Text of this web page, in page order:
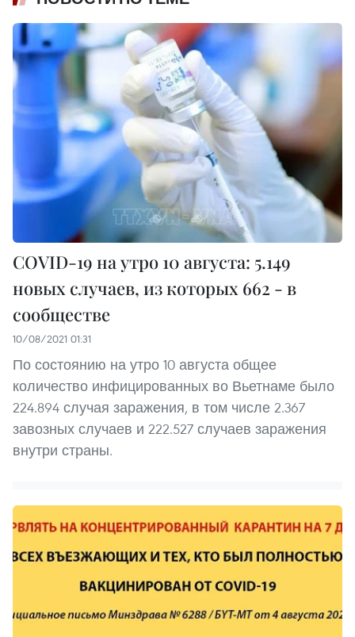
COVID-19 на утро 10 августа: 5.149
новых случаев, из которых 662 - в
сообществе
10/08/2021 01:31
По состоянию на утро 10 августа общее
количество инфицированных во Вьетнаме было
224.894 случая заражения, в том числе 2.367
завозных случаев и 222.527 случаев заражения
внутри страны.